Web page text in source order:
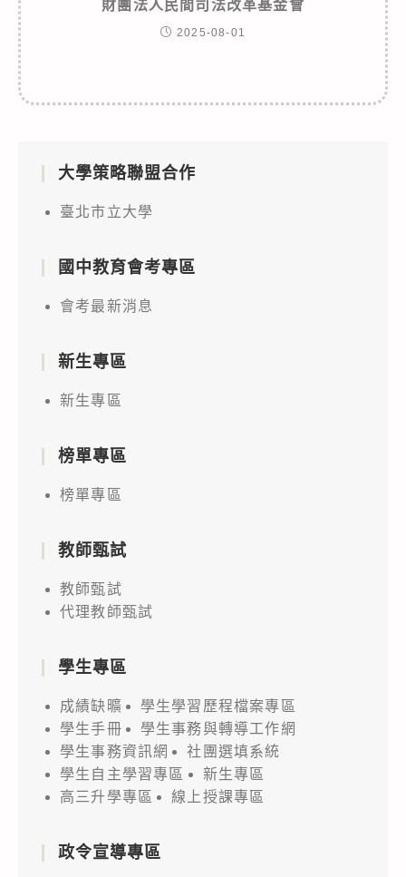
財團法人民間司法改革基金會
2025-08-01
大學策略聯盟合作
臺北市立大學
國中教育會考專區
會考最新消息
新生專區
新生專區
榜單專區
榜單專區
教師甄試
教師甄試
代理教師甄試
學生專區
成績缺曠
學生學習歷程檔案專區
學生手冊
學生事務與轉導工作網
學生事務資訊網
社團選填系統
學生自主學習專區
新生專區
高三升學專區
線上授課專區
政令宣導專區